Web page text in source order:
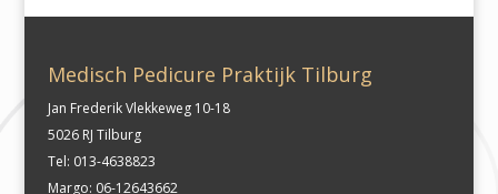
Medisch Pedicure Praktijk Tilburg
Jan Frederik Vlekkeweg 10-18
5026 RJ Tilburg
Tel: 013-4638823
Margo: 06-12643662